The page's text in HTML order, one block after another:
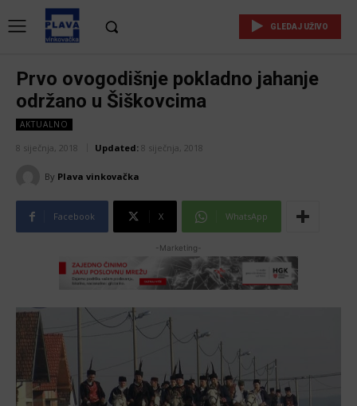
GLEDAJ UŽIVO
Prvo ovogodišnje pokladno jahanje
održano u Šiškovcima
AKTUALNO
8 siječnja, 2018 Updated: 8 siječnja, 2018
By Plava vinkovačka
Facebook X WhatsApp
-Marketing-